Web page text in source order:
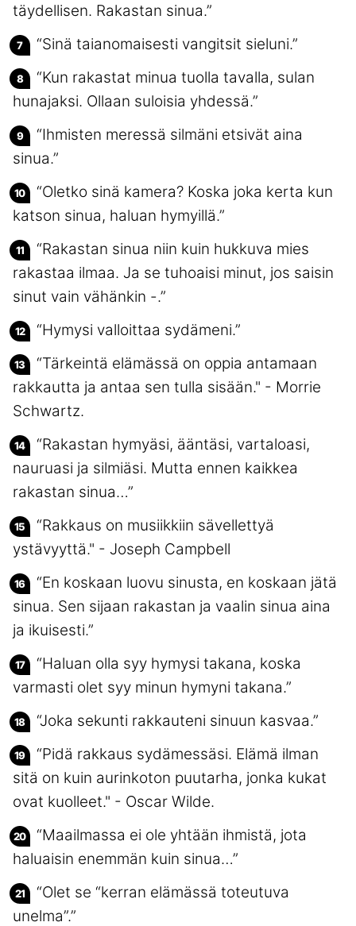
täydellisen. Rakastan sinua.”
“Sinä taianomaisesti vangitsit sieluni.”
“Kun rakastat minua tuolla tavalla, sulan
hunajaksi. Ollaan suloisia yhdessä.”
“Ihmisten meressä silmäni etsivät aina
sinua.”
“Oletko sinä kamera? Koska joka kerta kun
katson sinua, haluan hymyillä.”
“Rakastan sinua niin kuin hukkuva mies
rakastaa ilmaa. Ja se tuhoaisi minut, jos saisin
sinut vain vähänkin -.”
“Hymysi valloittaa sydämeni.”
“Tärkeintä elämässä on oppia antamaan
rakkautta ja antaa sen tulla sisään." - Morrie
Schwartz.
“Rakastan hymyäsi, ääntäsi, vartaloasi,
nauruasi ja silmiäsi. Mutta ennen kaikkea
rakastan sinua…”
“Rakkaus on musiikkiin sävellettyä
ystävyyttä." - Joseph Campbell
“En koskaan luovu sinusta, en koskaan jätä
sinua. Sen sijaan rakastan ja vaalin sinua aina
ja ikuisesti.”
“Haluan olla syy hymysi takana, koska
varmasti olet syy minun hymyni takana.”
“Joka sekunti rakkauteni sinuun kasvaa.”
“Pidä rakkaus sydämessäsi. Elämä ilman
sitä on kuin aurinkoton puutarha, jonka kukat
ovat kuolleet." - Oscar Wilde.
“Maailmassa ei ole yhtään ihmistä, jota
haluaisin enemmän kuin sinua…”
“Olet se “kerran elämässä toteutuva
unelma”.”